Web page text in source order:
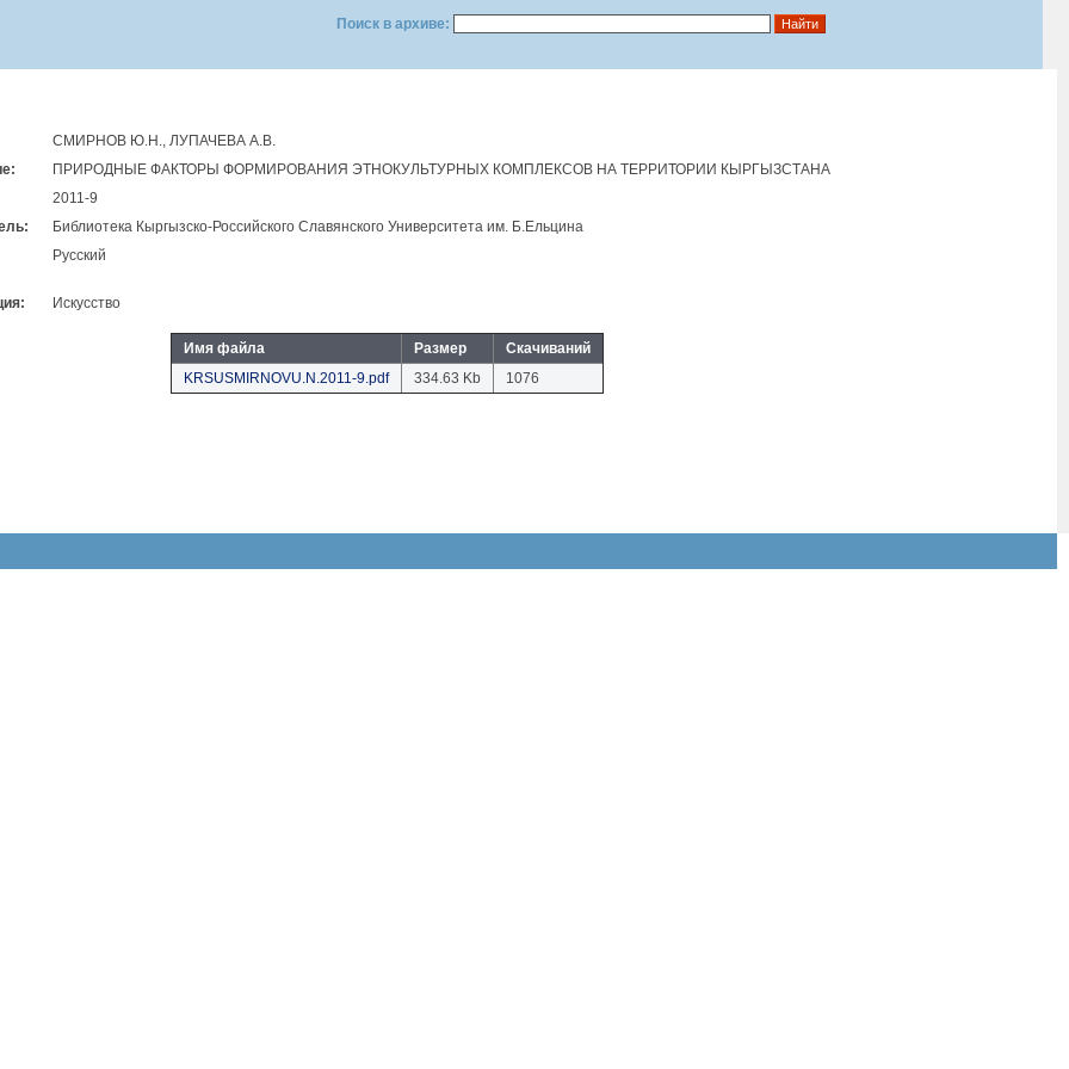
Поиск в архиве:
СМИРНОВ Ю.Н., ЛУПАЧЕВА А.В.
ПРИРОДНЫЕ ФАКТОРЫ ФОРМИРОВАНИЯ ЭТНОКУЛЬТУРНЫХ КОМПЛЕКСОВ НА ТЕРРИТОРИИ КЫРГЫЗСТАНА
2011-9
Библиотека Кыргызско-Российского Славянского Университета им. Б.Eльцина
Русский
Искусство
Имя файла Размер
Скачиваний
KRSUSMIRNOVU.N.2011-9.pdf
334.63 Kb 1076